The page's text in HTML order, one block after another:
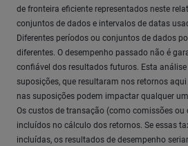
de fronteira eficiente representados neste
conjuntos de dados e intervalos de datas
Diferentes períodos ou conjuntos de dados
diferentes. O desempenho passado não é
confiável dos resultados futuros. Esta
suposições, que resultaram nos retornos
nas suposições podem impactar qualquer
Os custos de transação (como comissões
incluídos no cálculo dos retornos. Se essas
incluídas, os resultados de desempenho